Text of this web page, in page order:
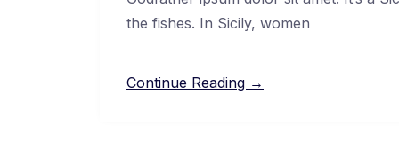
the fishes. In Sicily, women
Continue Reading →